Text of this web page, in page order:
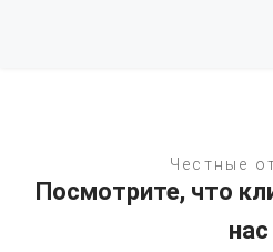
Честные
Посмотрите, что
нас